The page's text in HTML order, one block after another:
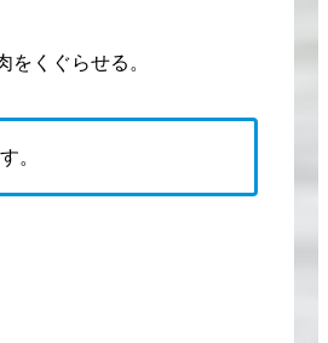
くぐらせる。
。